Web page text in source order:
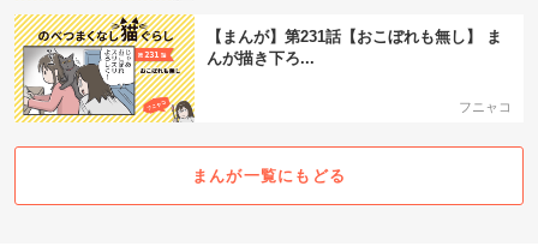
【まんが】第231話【おこぼれも無し】 ま
んが描き下ろ...
フニャコ
まんが一覧にもどる
pecodogs
いぬ部をフォロー
pecocats
ねこ部をフォロー